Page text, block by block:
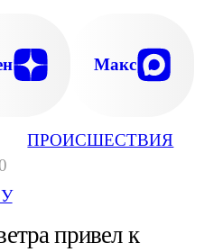
ПРОИСШЕСТВИЯ
Макс
привел к